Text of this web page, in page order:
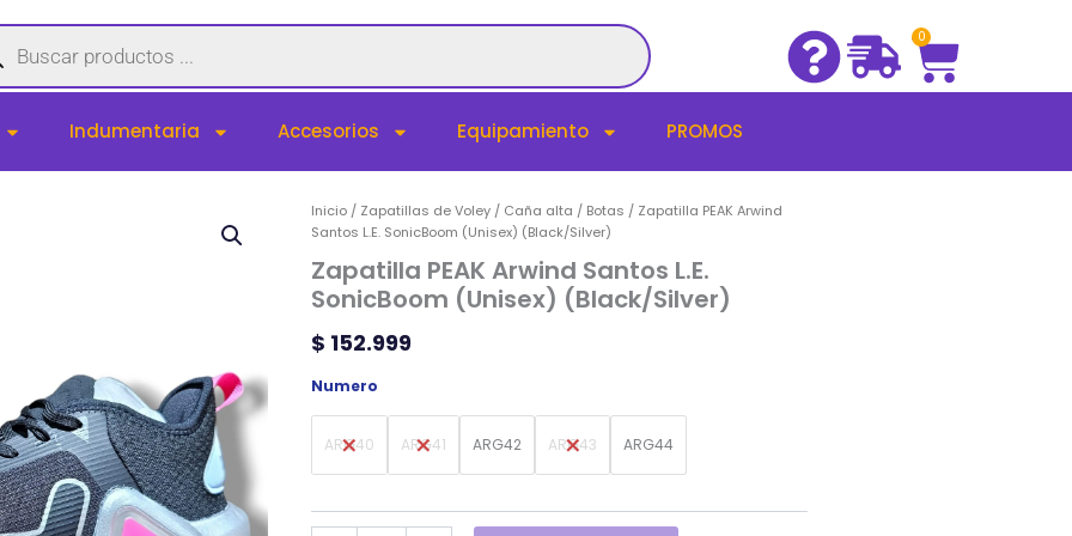
0
Cart
Indumentaria Accesorios Equipamiento PROMOS
Inicio / Zapatillas de Voley / Caña alta / Botas / Zapatilla PEAK Arwind
Santos L.E. SonicBoom (Unisex) (Black/Silver)
Zapatilla PEAK Arwind Santos L.E.
SonicBoom (Unisex) (Black/Silver)
$ 152.999
Numero
ARG40 ARG41 ARG42 ARG43 ARG44
Zapatilla
PEAK
Arwind
Santos
L.E.
SonicBoom
(Unisex)
(Black/Silver)